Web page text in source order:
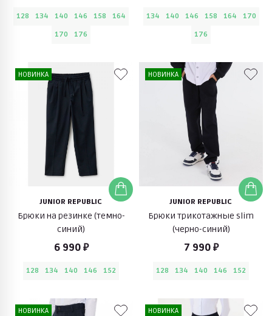
128 134 140 146 158
164
170
176
134 140 146 158 164
170
176
НОВИНКА
JUNIOR REPUBLIC
Брюки на резинке (темно-
синий)
6 990 ₽
128 134 140 146 152
НОВИНКА
JUNIOR REPUBLIC
Брюки трикотажные slim
(черно-синий)
7 990 ₽
128 134 140 146 152
НОВИНКА НОВИНКА